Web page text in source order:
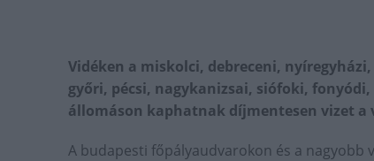
Vidéken a miskolci, debreceni,
győri, pécsi, nagykanizsai, siófoki,
állomáson kaphatnak díjmentesen vizet a
A budapesti főpályaudvarokon és a nagyobb